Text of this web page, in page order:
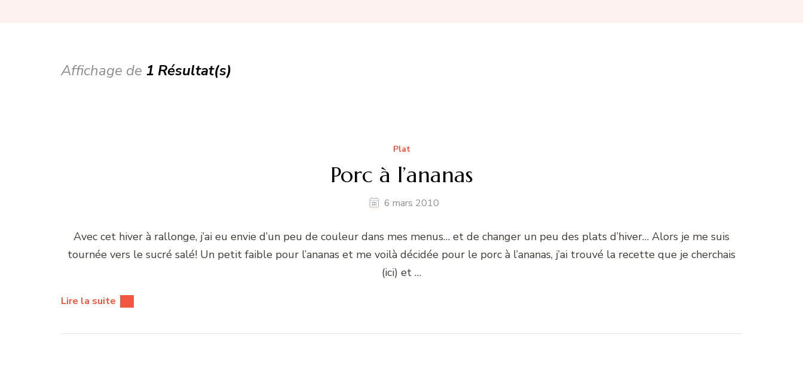
Affichage de 1 Résultat(s)
Plat
Porc à l’ananas
6 mars 2010
Avec cet hiver à rallonge, j’ai eu envie d’un peu de couleur dans mes menus… et de changer un peu des plats d’hiver… Alors je me suis
tournée vers le sucré salé! Un petit faible pour l’ananas et me voilà décidée pour le porc à l’ananas, j’ai trouvé la recette que je cherchais
(ici) et …
Lire la suite